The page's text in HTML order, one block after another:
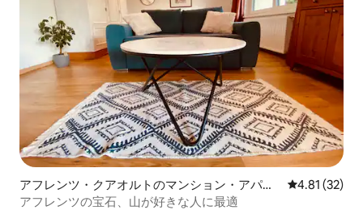
アフレンツ・クアオルトのマンション・アパー
ト
レビュー32
4.81 (32)
アフレンツの宝石、山が好きな人に最適